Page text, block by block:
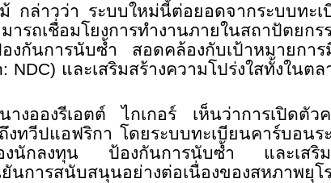
กล่าวว่า ระบบใหม่นี้ต่อยอดจากระบบทะเ
รถเชื่อมโยงการทำงานภายในสถาปัตยกร
งกันการนับซ้ำ สอดคล้องกับเป้าหมายกา
NDC) และเสริมสร้างความโปร่งใสทั้งในต
งอองรีเอตต์ ไกเกอร์ เห็นว่าการเปิดตัว
ทวีปแอฟริกา โดยระบบทะเบียนคาร์บอนร
องนักลงทุน ป้องกันการนับซ้ำ และเสริม
นการสนับสนุนอย่างต่อเนื่องของสหภาพยุโ